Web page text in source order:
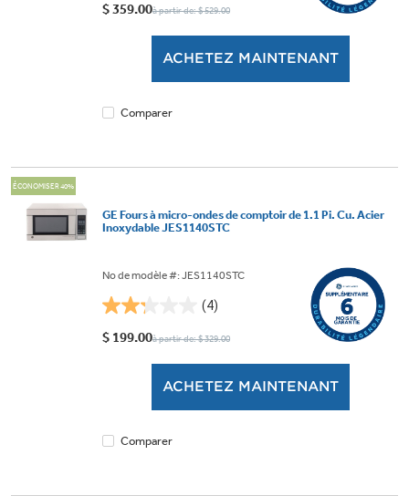
étoile(s)
$ 359.00à partir de: $ 529.00
ACHETEZ MAINTENANT
Comparer
ÉCONOMISER 40%
GE Fours à micro-ondes de comptoir de 1.1 Pi. Cu. Acier
Inoxydable JES1140STC
No de modèle #: JES1140STC
(4)
2.3
étoile(s)
$ 199.00à partir de: $ 329.00
ACHETEZ MAINTENANT
Comparer